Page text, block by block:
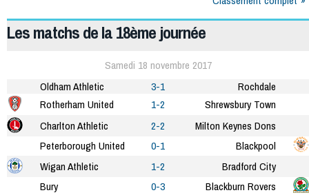
Les matchs de la 18ème journée
Samedi 18 novembre 2017
Oldham Athletic
3-1
Rochdale
Rotherham United
1-2
Shrewsbury Town
Charlton Athletic
2-2
Milton Keynes Dons
Peterborough United
0-1
Blackpool
Wigan Athletic
1-2
Bradford City
Bury
0-3
Blackburn Rovers